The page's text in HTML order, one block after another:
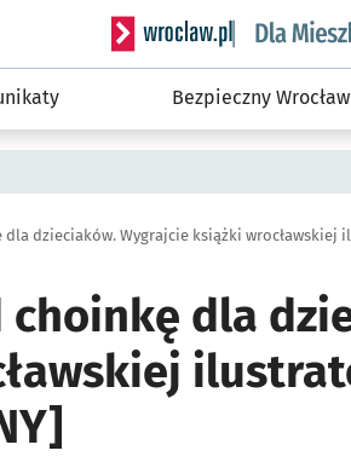
Serwis informacyjny
Bezpieczny Wrocław
choinkę dla